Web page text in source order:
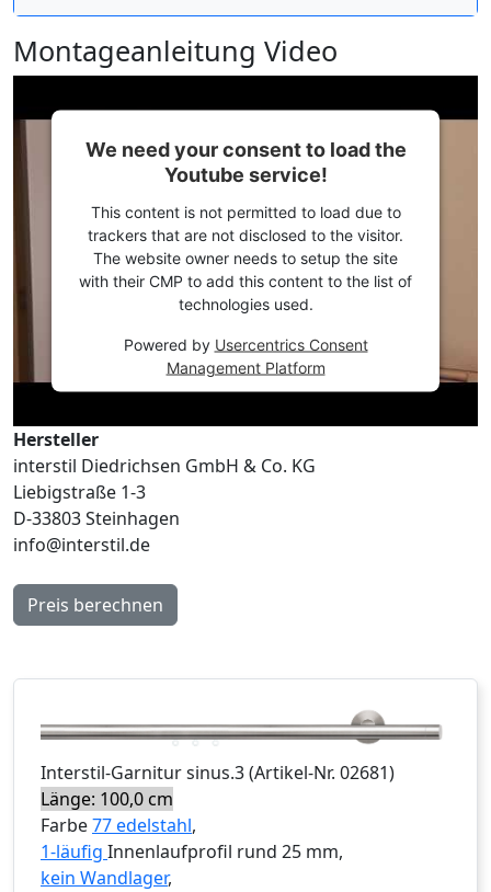
Montageanleitung Video
We need your consent to load the
Youtube service!
This content is not permitted to load due to
trackers that are not disclosed to the visitor.
The website owner needs to setup the site
with their CMP to add this content to the list of
technologies used.
Powered by Usercentrics Consent
Management Platform
Hersteller
interstil Diedrichsen GmbH & Co. KG
Liebigstraße 1-3
D-33803 Steinhagen
info@interstil.de
Preis berechnen
Interstil-Garnitursinus.3(Artikel-Nr. 02681)
Länge: 100,0 cm
Farbe77 edelstahl,
1-läufig Innenlaufprofil rund 25 mm,
kein Wandlager,